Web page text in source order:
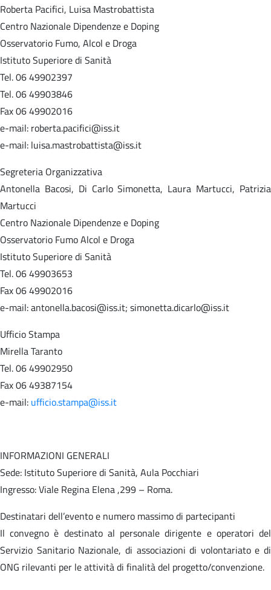
Roberta Pacifici, Luisa Mastrobattista
Centro Nazionale Dipendenze e Doping
Osservatorio Fumo, Alcol e Droga
Istituto Superiore di Sanità
Tel. 06 49902397
Tel. 06 49903846
Fax 06 49902016
e-mail: roberta.pacifici@iss.it
e-mail: luisa.mastrobattista@iss.it
Segreteria Organizzativa
Antonella Bacosi, Di Carlo Simonetta, Laura Martucci, Patrizia
Martucci
Centro Nazionale Dipendenze e Doping
Osservatorio Fumo Alcol e Droga
Istituto Superiore di Sanità
Tel. 06 49903653
Fax 06 49902016
e-mail: antonella.bacosi@iss.it; simonetta.dicarlo@iss.it
Ufficio Stampa
Mirella Taranto
Tel. 06 49902950
Fax 06 49387154
e-mail: ufficio.stampa@iss.it
INFORMAZIONI GENERALI
Sede: Istituto Superiore di Sanità, Aula Pocchiari
Ingresso: Viale Regina Elena ,299 – Roma.
Destinatari dell’evento e numero massimo di partecipanti
Il convegno è destinato al personale dirigente e operatori del
Servizio Sanitario Nazionale, di associazioni di volontariato e di
ONG rilevanti per le attività di finalità del progetto/convenzione.